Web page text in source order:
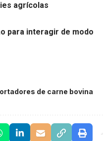
agrícolas
para interagir de modo
de carne bovina